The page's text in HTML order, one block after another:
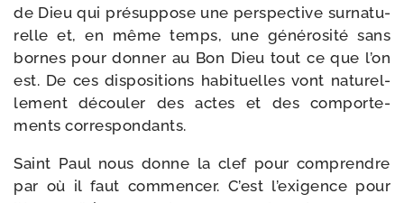
de Dieu qui pré­sup­pose une pers­pec­tive sur­na­tu­
relle et, en même temps, une géné­ro­si­té sans
bornes pour don­ner au Bon Dieu tout ce que l’on
est. De ces dis­po­si­tions habi­tuelles vont natu­rel­
le­ment décou­ler des actes et des com­por­te­
ments correspondants.
Saint Paul nous donne la clef pour com­prendre
par où il faut com­men­cer. C’est l’exigence pour